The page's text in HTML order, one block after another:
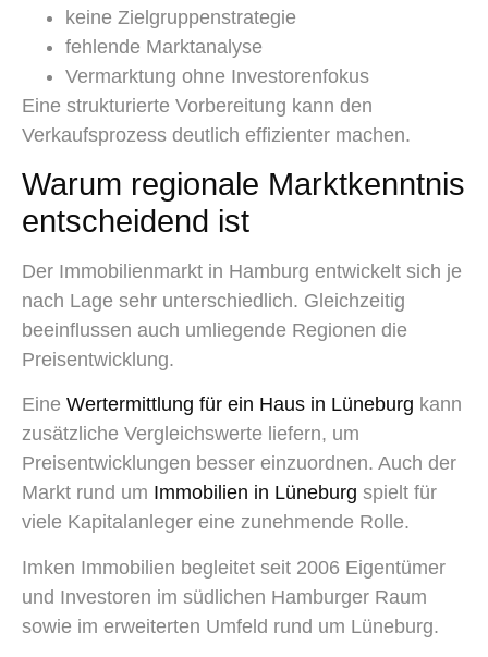
keine Zielgruppenstrategie
fehlende Marktanalyse
Vermarktung ohne Investorenfokus
Eine strukturierte Vorbereitung kann den
Verkaufsprozess deutlich effizienter machen.
Warum regionale Marktkenntnis
entscheidend ist
Der Immobilienmarkt in Hamburg entwickelt sich je
nach Lage sehr unterschiedlich. Gleichzeitig
beeinflussen auch umliegende Regionen die
Preisentwicklung.
Eine Wertermittlung für ein Haus in Lüneburg kann
zusätzliche Vergleichswerte liefern, um
Preisentwicklungen besser einzuordnen. Auch der
Markt rund um Immobilien in Lüneburg spielt für
viele Kapitalanleger eine zunehmende Rolle.
Imken Immobilien begleitet seit 2006 Eigentümer
und Investoren im südlichen Hamburger Raum
sowie im erweiterten Umfeld rund um Lüneburg.